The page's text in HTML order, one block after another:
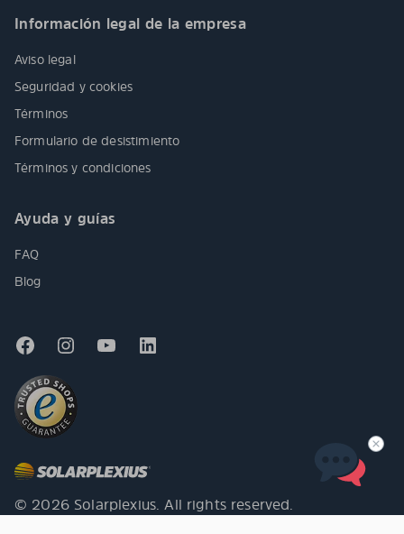
Información legal de la empresa
Aviso legal
Seguridad y cookies
Términos
Formulario de desistimiento
Términos y condiciones
Ayuda y guías
FAQ
Blog
© 2026 Solarplexius. All rights reserved.